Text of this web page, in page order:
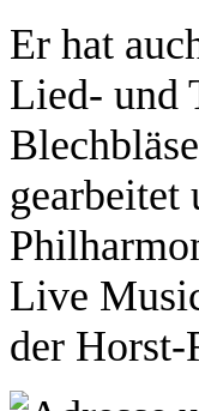
Er hat
Lied- und
gearbeitet
Live
der Horst-